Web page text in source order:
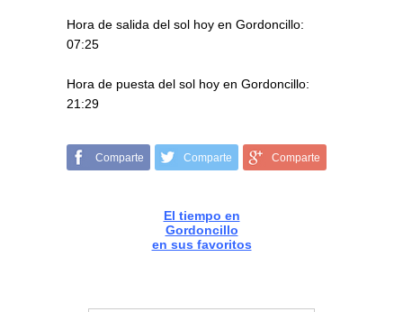
Hora de salida del sol hoy en Gordoncillo:
07:25
Hora de puesta del sol hoy en Gordoncillo:
21:29
Comparte Comparte Comparte
El tiempo en
Gordoncillo
en sus favoritos